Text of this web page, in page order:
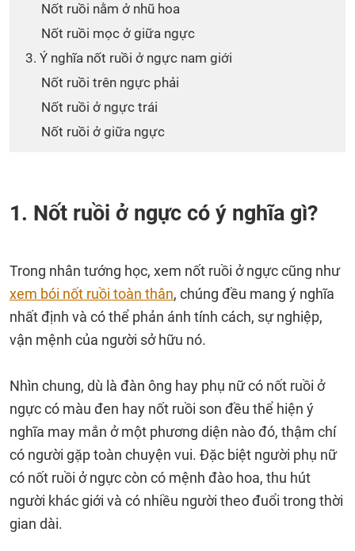
Nốt ruồi nằm ở nhũ hoa
Nốt ruồi mọc ở giữa ngực
3. Ý nghĩa nốt ruồi ở ngực nam giới
Nốt ruồi trên ngực phải
Nốt ruồi ở ngực trái
Nốt ruồi ở giữa ngực
1. Nốt ruồi ở ngực có ý nghĩa gì?
Trong nhân tướng học, xem nốt ruồi ở ngực cũng như
xem bói nốt ruồi toàn thân, chúng đều mang ý nghĩa
nhất định và có thể phản ánh tính cách, sự nghiệp,
vận mệnh của người sở hữu nó.
Nhìn chung, dù là đàn ông hay phụ nữ có nốt ruồi ở
ngực có màu đen hay nốt ruồi son đều thể hiện ý
nghĩa may mắn ở một phương diện nào đó, thậm chí
có người gặp toàn chuyện vui. Đặc biệt người phụ nữ
có nốt ruồi ở ngực còn có mệnh đào hoa, thu hút
người khác giới và có nhiều người theo đuổi trong thời
gian dài.